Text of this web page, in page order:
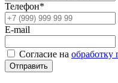
Телефон*
E-mail
Согласие на обработку
Отправить